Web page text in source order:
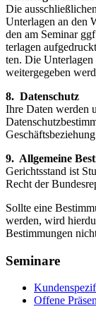
Die
Unterlagen an den
den am Seminar
terlagen
ten. Die
weitergegeben
8. Datenschutz
Ihre Daten werden
9. Allgemeine
Gerichtsstand ist
Recht der
Sollte eine
werden, wird
Bestimmungen
Seminare
Offene